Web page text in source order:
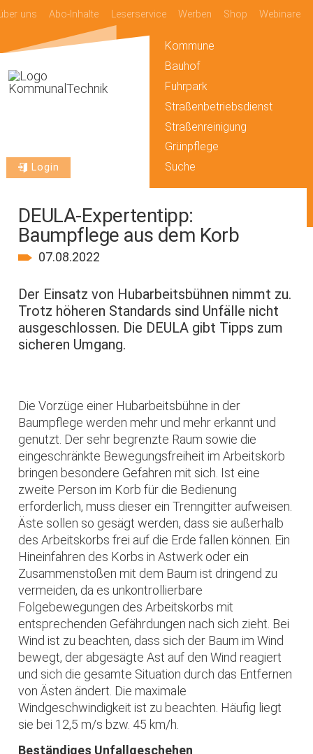
uns Abo-Inhalte Leserservice Werben Shop Webinare
Login
Kommune
Bauhof
Fuhrpark
Straßenbetriebsdienst
Straßenreinigung
Grünpflege
Suche
DEULA-Expertentipp:
Baumpflege aus dem Korb
07.08.2022
Der Einsatz von Hubarbeitsbühnen nimmt zu.
Trotz höheren Standards sind Unfälle nicht
ausgeschlossen. Die DEULA gibt Tipps zum
sicheren Umgang.
Die Vorzüge einer Hubarbeitsbühne in der
Baumpflege werden mehr und mehr erkannt und
genutzt. Der sehr begrenzte Raum sowie die
eingeschränkte Bewegungsfreiheit im Arbeitskorb
bringen besondere Gefahren mit sich. Ist eine
zweite Person im Korb für die Bedienung
erforderlich, muss dieser ein Trenngitter aufweisen.
Äste sollen so gesägt werden, dass sie außerhalb
des Arbeitskorbs frei auf die Erde fallen können. Ein
Hineinfahren des Korbs in Astwerk oder ein
Zusammenstoßen mit dem Baum ist dringend zu
vermeiden, da es unkontrollierbare
Folgebewegungen des Arbeitskorbs mit
entsprechenden Gefährdungen nach sich zieht. Bei
Wind ist zu beachten, dass sich der Baum im Wind
bewegt, der abgesägte Ast auf den Wind reagiert
und sich die gesamte Situation durch das Entfernen
von Ästen ändert. Die maximale
Windgeschwindigkeit ist zu beachten. Häufig liegt
sie bei 12,5 m/s bzw. 45 km/h.
Beständiges Unfallgeschehen